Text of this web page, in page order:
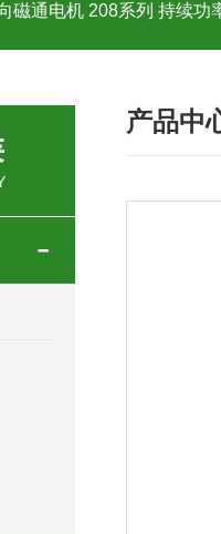
磁通电机 208系列 持续功
同步电机MTES 132SB/2
同步电机MTES 160MA/2
QLS 180M环保农业领域
产品中